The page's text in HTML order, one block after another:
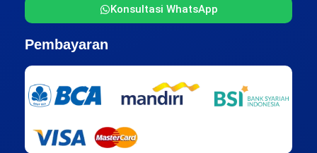
Konsultasi WhatsApp
Pembayaran